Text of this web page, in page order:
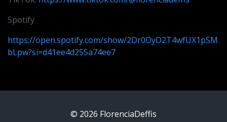
Spotify
https://open.spotify.com/show/2Dr0OyD2T4wfUX1pSM
bLpw?si=d41ee4d255a74ee7
© 2026 FlorenciaDeffis